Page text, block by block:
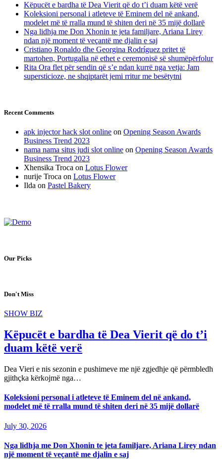
Këpucët e bardha të Dea Vierit që do t’i duam këtë verë
Koleksioni personal i atleteve të Eminem del në ankand,
modelet më të rralla mund të shiten deri në 35 mijë dollarë
Nga lidhja me Don Xhonin te jeta familjare, Ariana Lirey
ndan një moment të veçantë me djalin e saj
Cristiano Ronaldo dhe Georgina Rodríguez pritet të
martohen, Portugalia në ethet e ceremonisë së shumëpërfolur
Rita Ora flet për sendin që s’e ndan kurrë nga vetja: Jam
supersticioze, ne shqiptarët jemi rritur me besëtytni
Recent Comments
apk injector hack slot online on Opening Season Awards
Business Trend 2023
nama nama situs judi slot online on Opening Season Awards
Business Trend 2023
Xhensika Troca on Lotus Flower
nurije Troca on Lotus Flower
Ilda on Pastel Bakery
Our Picks
Don't Miss
SHOW BIZ
Këpucët e bardha të Dea Vierit që do t’i
duam këtë verë
Dea Vieri e nis sezonin e pushimeve me një zgjedhje që përmbledh
gjithçka kërkojmë nga…
Koleksioni personal i atleteve të Eminem del në ankand,
modelet më të rralla mund të shiten deri në 35 mijë dollarë
July 30, 2026
Nga lidhja me Don Xhonin te jeta familjare, Ariana Lirey ndan
një moment të veçantë me djalin e saj